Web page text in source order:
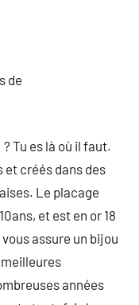
de
Tu es là où il faut.
et créés dans des
Le placage
et est en or 18
assure un bijou
années